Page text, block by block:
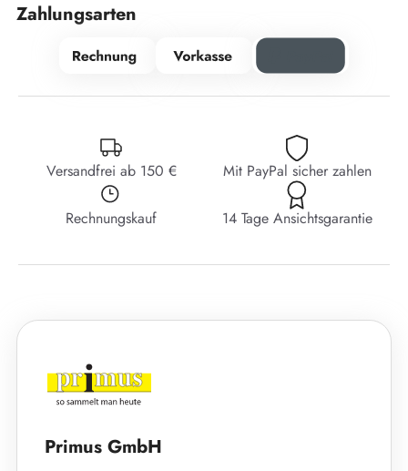
Zahlungsarten
Versandfrei ab 150 € Mit PayPal sicher zahlen
Rechnungskauf 14 Tage Ansichtsgarantie
Primus GmbH